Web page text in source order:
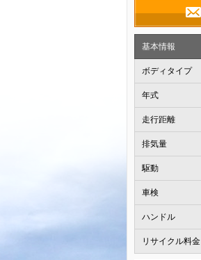
基本情報
ボディタイプ
年式
走行距離
排気量
駆動
車検
ハンドル
リサイクル料金